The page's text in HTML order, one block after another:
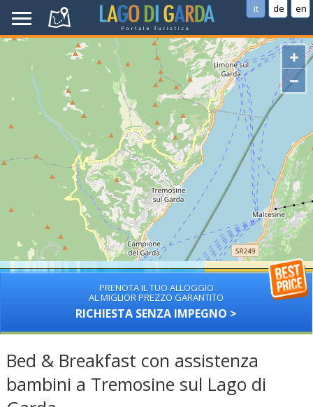
it de en
+
−
PRENOTA IL TUO ALLOGGIO
AL MIGLIOR PREZZO GARANTITO
RICHIESTA SENZA IMPEGNO >
Bed & Breakfast con assistenza
bambini a Tremosine sul Lago di